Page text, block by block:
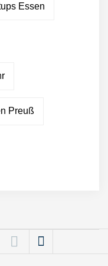
Essen
Preuß
essen?” – Ab
Euro-Series-